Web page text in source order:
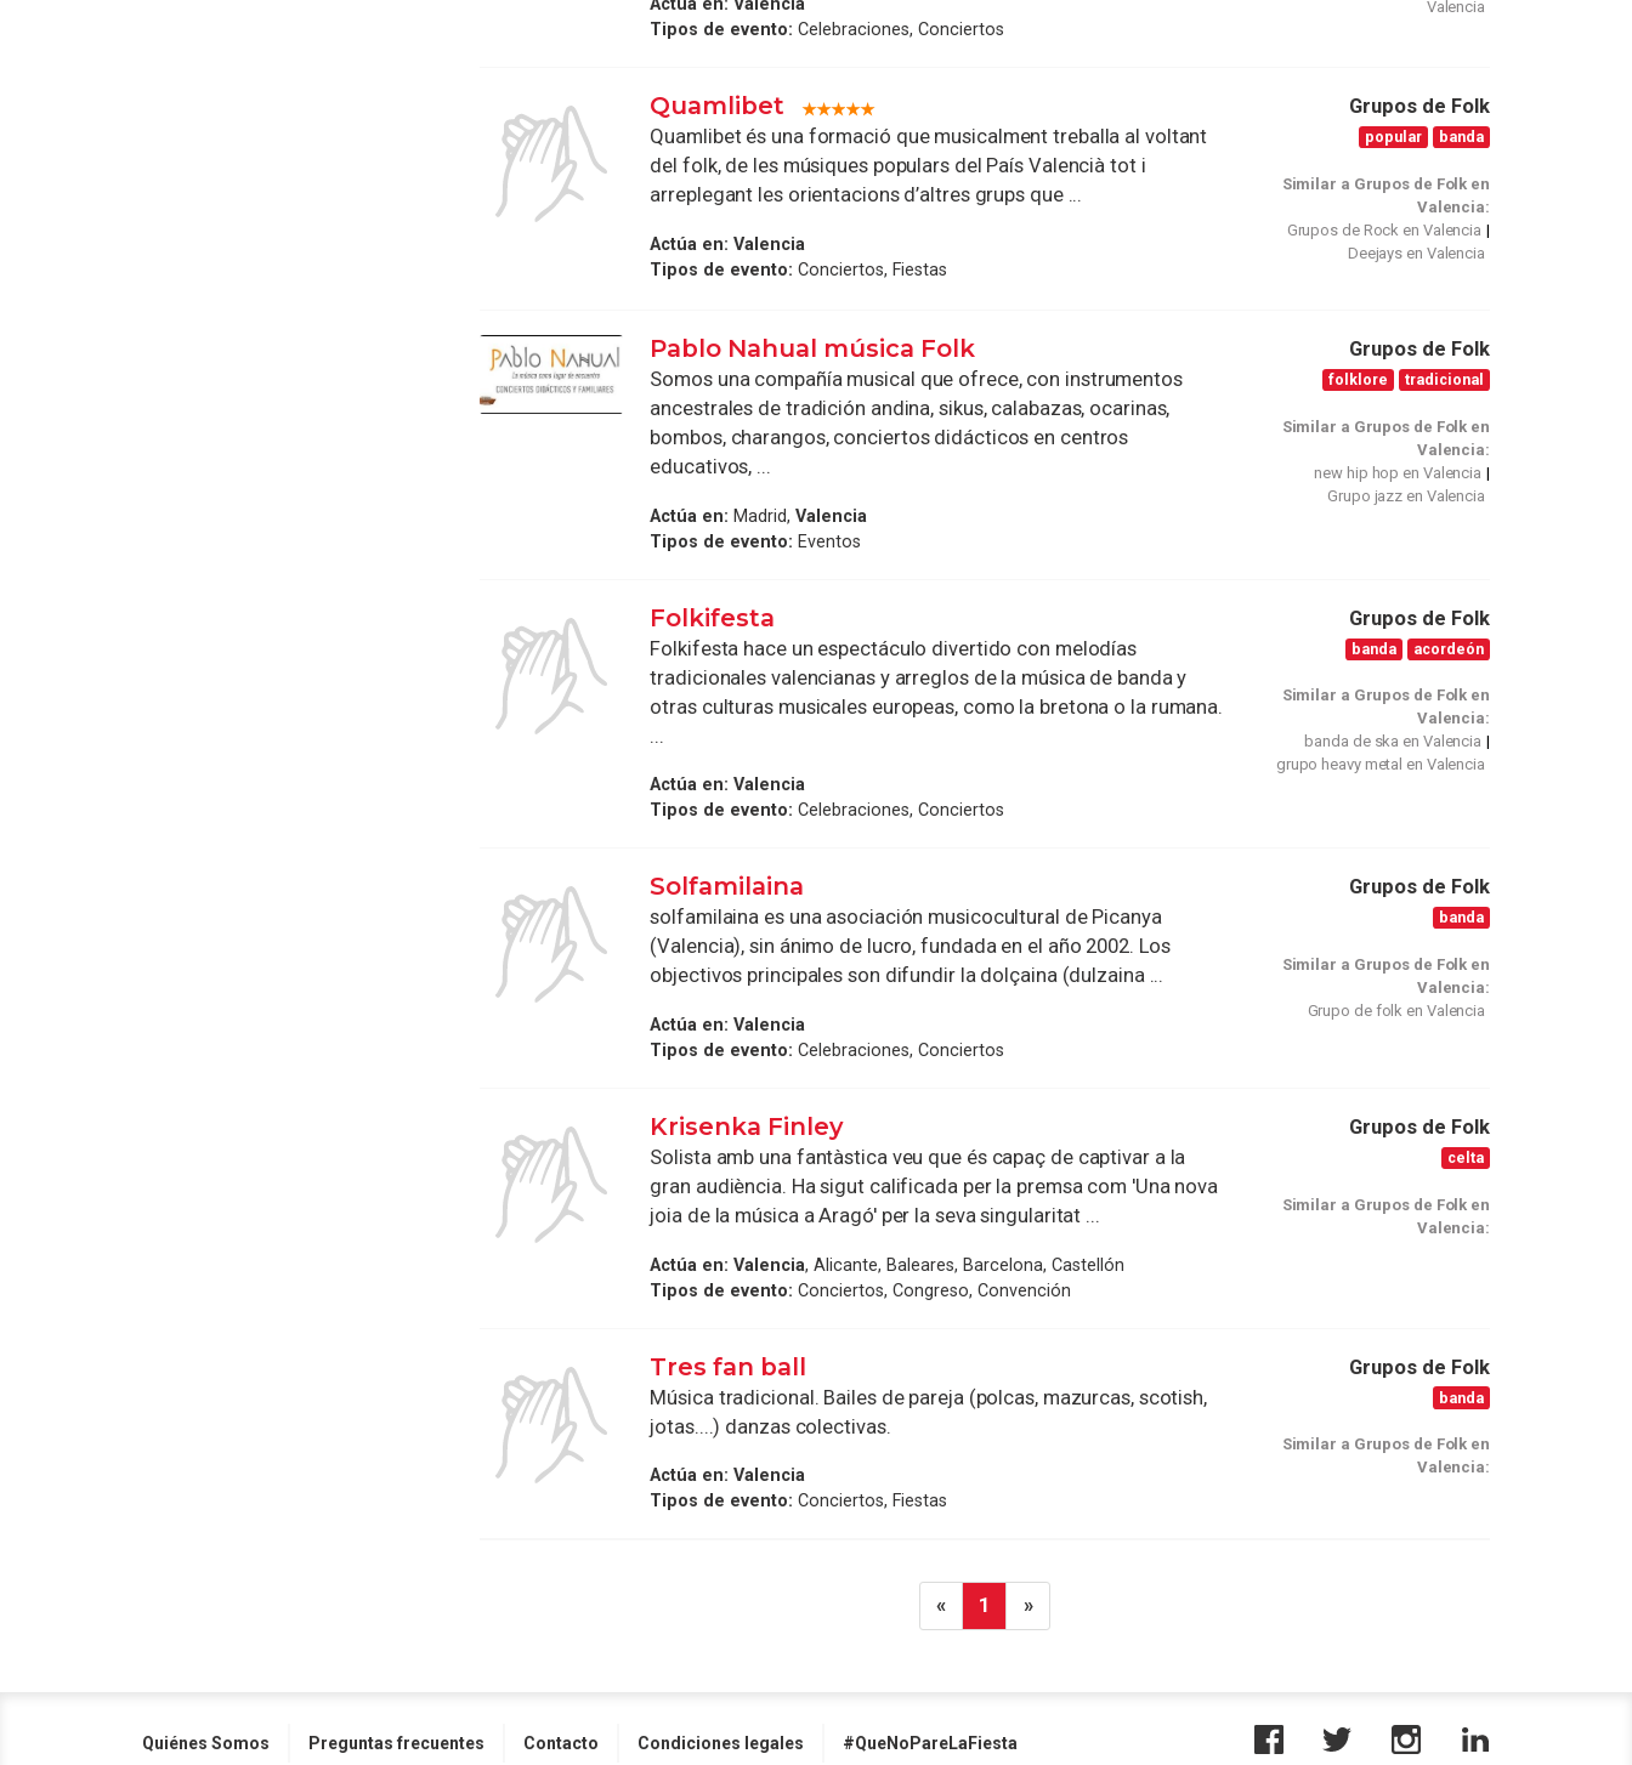
Tipos de evento: Celebraciones, Conciertos
Valencia
Quamlibet
Quamlibet és una formació que musicalment treballa al voltant
del folk, de les músiques populars del País Valencià tot i
arreplegant les orientacions d’altres grups que ...
Actúa en: Valencia
Tipos de evento: Conciertos, Fiestas
Grupos de Folk
popular banda
Similar a Grupos de Folk en
Valencia:
Grupos de Rock en Valencia
Deejays en Valencia
Pablo Nahual música Folk
Somos una compañía musical que ofrece, con instrumentos
ancestrales de tradición andina, sikus, calabazas, ocarinas,
bombos, charangos, conciertos didácticos en centros
educativos, ...
Actúa en: Madrid,Valencia
Tipos de evento: Eventos
Grupos de Folk
folklore tradicional
Similar a Grupos de Folk en
Valencia:
new hip hop en Valencia
Grupo jazz en Valencia
Folkifesta
Folkifesta hace un espectáculo divertido con melodías
tradicionales valencianas y arreglos de la música de banda y
otras culturas musicales europeas, como la bretona o la rumana.
...
Actúa en: Valencia
Tipos de evento: Celebraciones, Conciertos
Grupos de Folk
banda acordeón
Similar a Grupos de Folk en
Valencia:
banda de ska en Valencia
grupo heavy metal en Valencia
Solfamilaina
solfamilaina es una asociación musicocultural de Picanya
(Valencia), sin ánimo de lucro, fundada en el año 2002. Los
objectivos principales son difundir la dolçaina (dulzaina ...
Actúa en: Valencia
Tipos de evento: Celebraciones, Conciertos
Grupos de Folk
banda
Similar a Grupos de Folk en
Valencia:
Grupo de folk en Valencia
Krisenka Finley
Solista amb una fantàstica veu que és capaç de captivar a la
gran audiència. Ha sigut calificada per la premsa com 'Una nova
joia de la música a Aragó' per la seva singularitat ...
Actúa en: Valencia, Alicante, Baleares, Barcelona, Castellón
Tipos de evento: Conciertos, Congreso, Convención
Grupos de Folk
celta
Similar a Grupos de Folk en
Valencia:
Tres fan ball
Música tradicional. Bailes de pareja (polcas, mazurcas, scotish,
jotas....) danzas colectivas.
Actúa en: Valencia
Tipos de evento: Conciertos, Fiestas
Grupos de Folk
banda
Similar a Grupos de Folk en
Valencia:
« 1 »
Quiénes Somos Preguntas frecuentes Contacto Condiciones legales #QueNoPareLaFiesta